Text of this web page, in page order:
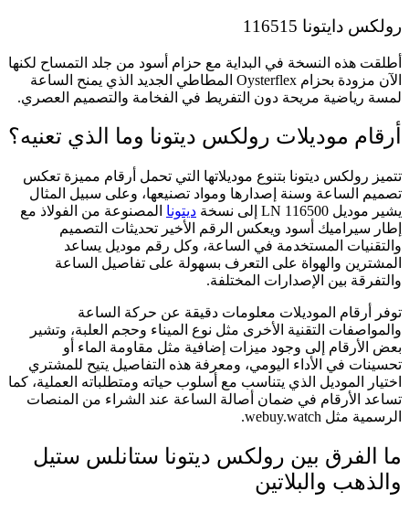
رولكس دايتونا 116515
أطلقت هذه النسخة في البداية مع حزام أسود من جلد التمساح لكنها
الآن مزودة بحزام Oysterflex المطاطي الجديد الذي يمنح الساعة
لمسة رياضية مريحة دون التفريط في الفخامة والتصميم العصري.
أرقام موديلات رولكس ديتونا وما الذي تعنيه؟
تتميز رولكس ديتونا بتنوع موديلاتها التي تحمل أرقام مميزة تعكس
تصميم الساعة وسنة إصدارها ومواد تصنيعها، وعلى سبيل المثال
يشير موديل 116500 LN إلى نسخة
ديتونا المصنوعة من الفولاذ مع
إطار سيراميك أسود ويعكس الرقم الأخير تحديثات التصميم
والتقنيات المستخدمة في الساعة، وكل رقم موديل يساعد
المشترين والهواة على التعرف بسهولة على تفاصيل الساعة
والتفرقة بين الإصدارات المختلفة.
توفر أرقام الموديلات معلومات دقيقة عن حركة الساعة
والمواصفات التقنية الأخرى مثل نوع الميناء وحجم العلبة، وتشير
بعض الأرقام إلى وجود ميزات إضافية مثل مقاومة الماء أو
تحسينات في الأداء اليومي، ومعرفة هذه التفاصيل يتيح للمشتري
اختيار الموديل الذي يتناسب مع أسلوب حياته ومتطلباته العملية، كما
تساعد الأرقام في ضمان أصالة الساعة عند الشراء من المنصات
الرسمية مثل webuy.watch.
ما الفرق بين رولكس ديتونا ستانلس ستيل
والذهب والبلاتين